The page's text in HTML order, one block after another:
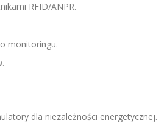
RFID/ANPR.
monitoringu.
dla niezależności energetycznej.